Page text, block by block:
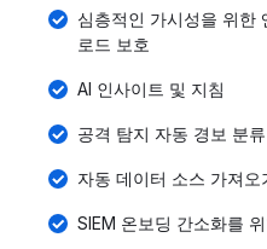
심층적인 가시성을 위한
로드 보호
AI 인사이트 및 지침
공격 탐지 자동 경보 분류
자동 데이터 소스 가져오
SIEM 온보딩 간소화를